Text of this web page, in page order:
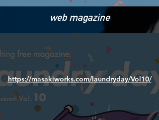
web magazine
https://masakiworks.com/laundryday/Vol10/